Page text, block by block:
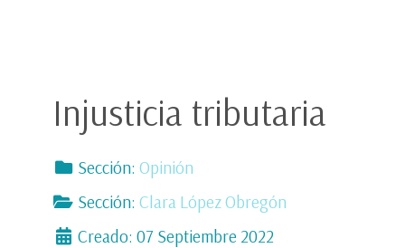
Injusticia tributaria
Sección: Opinión
Sección: Clara López Obregón
Creado: 07 Septiembre 2022